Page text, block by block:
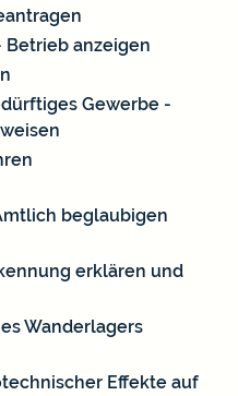
anzeigen
Gewerbe -
beglaubigen
erklären und
Wanderlagers
Effekte auf